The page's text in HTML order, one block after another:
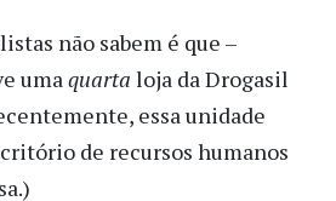
não sabem é que –
umaquarta loja da Drogasil
essa unidade
de recursos humanos